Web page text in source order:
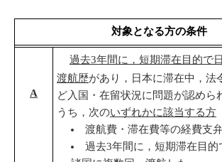
対象となる方の条件
A
過去3年間に，短期滞在目的で
渡航歴があり，日本に滞在中，法
ど入国・在留状況に問題が認めら
うち，次のいずれかに該当する方
渡航費・滞在費等の経費支
過去3年間に，短期滞在目的